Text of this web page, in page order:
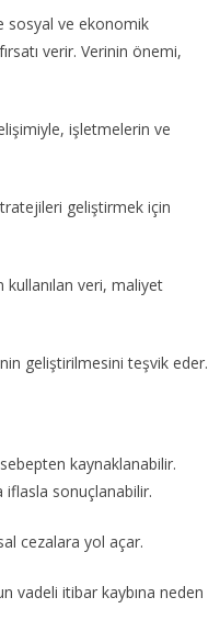
sosyal ve ekonomik
verir. Verinin önemi,
işletmelerin ve
geliştirmek için
veri, maliyet
geliştirilmesini teşvik eder.
kaynaklanabilir.
iflasla sonuçlanabilir.
cezalara yol açar.
vadeli itibar kaybına neden